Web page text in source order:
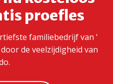
proefles
familiebedrijf van ‘
de veelzijdigheid van